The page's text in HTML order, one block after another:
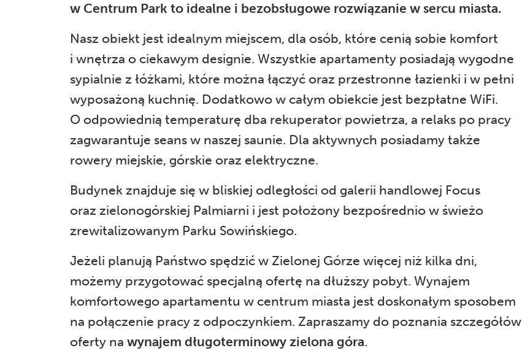
w Centrum Park to idealne i bezobsługowe rozwiązanie w sercu miasta.
Nasz obiekt jest idealnym miejscem, dla osób, które cenią sobie komfort
i wnętrza o ciekawym designie. Wszystkie apartamenty posiadają wygodne
sypialnie z łóżkami, które można łączyć oraz przestronne łazienki i w pełni
wyposażoną kuchnię. Dodatkowo w całym obiekcie jest bezpłatne WiFi.
O odpowiednią temperaturę dba rekuperator powietrza, a relaks po pracy
zagwarantuje seans w naszej saunie. Dla aktywnych posiadamy także
rowery miejskie, górskie oraz elektryczne.
Budynek znajduje się w bliskiej odległości od galerii handlowej Focus
oraz zielonogórskiej Palmiarni i jest położony bezpośrednio w świeżo
zrewitalizowanym Parku Sowińskiego.
Jeżeli planują Państwo spędzić w Zielonej Górze więcej niż kilka dni,
możemy przygotować specjalną ofertę na dłuższy pobyt. Wynajem
komfortowego apartamentu w centrum miasta jest doskonałym sposobem
na połączenie pracy z odpoczynkiem. Zapraszamy do poznania szczegółów
oferty na wynajem długoterminowy zielona góra.